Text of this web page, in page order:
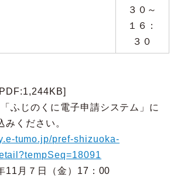
３０～
１６：
３０
ふじのくに電子申請システム」に
みください。
tumo.jp/pref-shizuoka-
11月７日（金）17：00